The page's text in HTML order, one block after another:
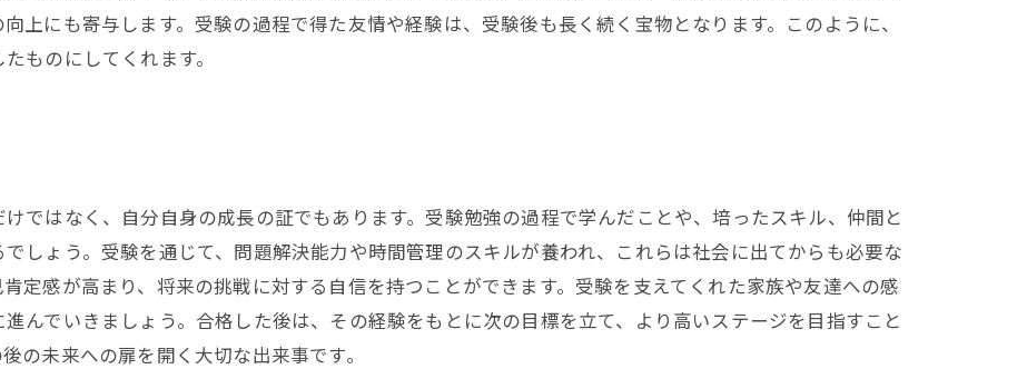
上にも寄与します。受験の過程で得た友情や経験は、受験後も長く続く宝物となります。このように、
ものにしてくれます。
ではなく、自分自身の成長の証でもあります。受験勉強の過程で学んだことや、培ったスキル、仲間と
しょう。受験を通じて、問題解決能力や時間管理のスキルが養われ、これらは社会に出てからも必要な
定感が高まり、将来の挑戦に対する自信を持つことができます。受験を支えてくれた家族や友達への感
んでいきましょう。合格した後は、その経験をもとに次の目標を立て、より高いステージを目指すこと
の未来への扉を開く大切な出来事です。